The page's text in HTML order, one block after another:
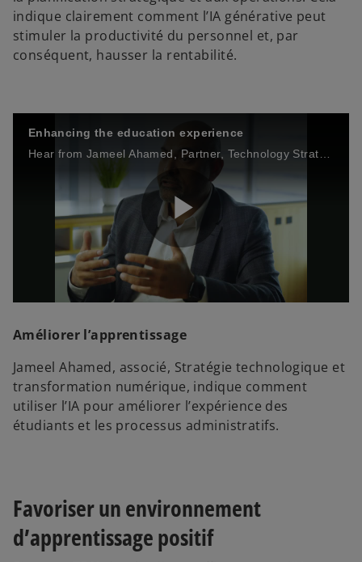
o
indique clairement comment l’IA générative peut
stimuler la productivité du personnel et, par
conséquent, hausser la rentabilité.
Enhancing the education experience
P
l
a
Améliorer l’apprentissage
Jameel Ahamed, associé, Stratégie technologique et
transformation numérique, indique comment
utiliser l’IA pour améliorer l’expérience des
étudiants et les processus administratifs.
Favoriser un environnement
d’apprentissage positif